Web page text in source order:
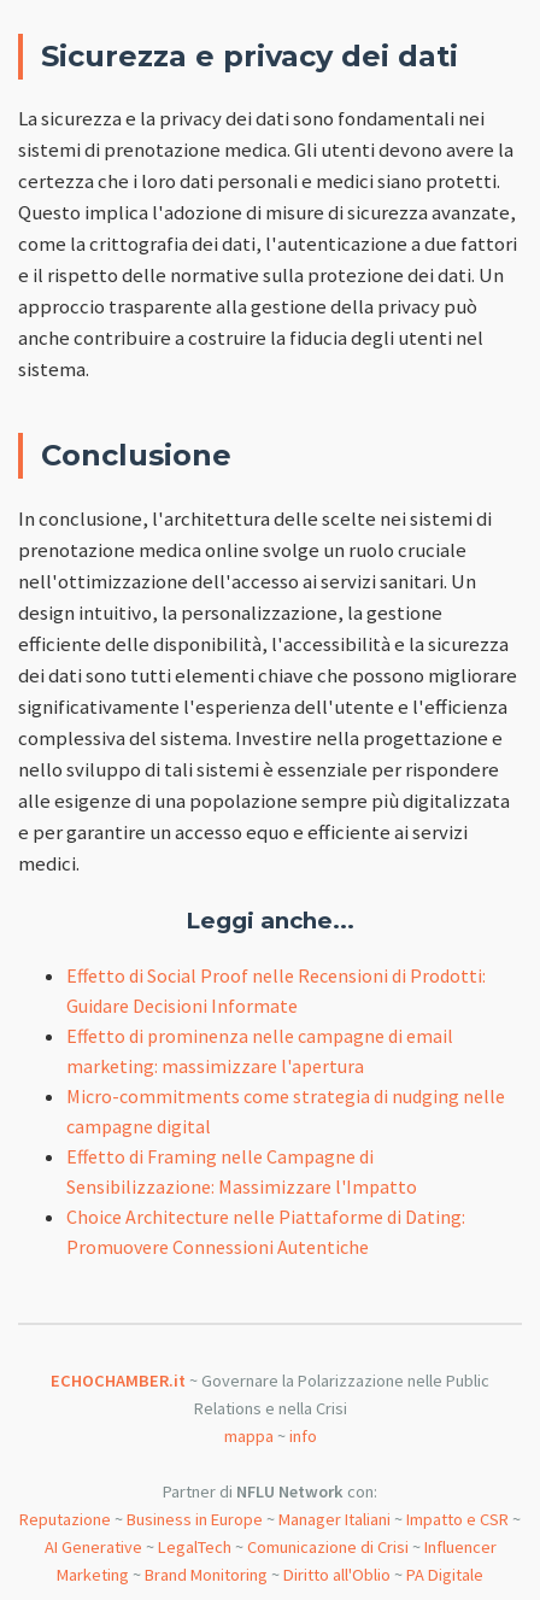
Sicurezza e privacy dei dati
La sicurezza e la privacy dei dati sono fondamentali nei
sistemi di prenotazione medica. Gli utenti devono avere la
certezza che i loro dati personali e medici siano protetti.
Questo implica l'adozione di misure di sicurezza avanzate,
come la crittografia dei dati, l'autenticazione a due fattori
e il rispetto delle normative sulla protezione dei dati. Un
approccio trasparente alla gestione della privacy può
anche contribuire a costruire la fiducia degli utenti nel
sistema.
Conclusione
In conclusione, l'architettura delle scelte nei sistemi di
prenotazione medica online svolge un ruolo cruciale
nell'ottimizzazione dell'accesso ai servizi sanitari. Un
design intuitivo, la personalizzazione, la gestione
efficiente delle disponibilità, l'accessibilità e la sicurezza
dei dati sono tutti elementi chiave che possono migliorare
significativamente l'esperienza dell'utente e l'efficienza
complessiva del sistema. Investire nella progettazione e
nello sviluppo di tali sistemi è essenziale per rispondere
alle esigenze di una popolazione sempre più digitalizzata
e per garantire un accesso equo e efficiente ai servizi
medici.
Leggi anche...
Effetto di Social Proof nelle Recensioni di Prodotti:
Guidare Decisioni Informate
Effetto di prominenza nelle campagne di email
marketing: massimizzare l'apertura
Micro-commitments come strategia di nudging nelle
campagne digital
Effetto di Framing nelle Campagne di
Sensibilizzazione: Massimizzare l'Impatto
Choice Architecture nelle Piattaforme di Dating:
Promuovere Connessioni Autentiche
ECHOCHAMBER.it ~ Governare la Polarizzazione nelle Public
Relations e nella Crisi
mappa ~info
Partner di NFLU Network con:
Reputazione ~Business in Europe ~Manager Italiani ~Impatto e CSR ~
AI Generative ~LegalTech ~Comunicazione di Crisi ~Influencer
Marketing ~Brand Monitoring ~Diritto all'Oblio ~PA Digitale